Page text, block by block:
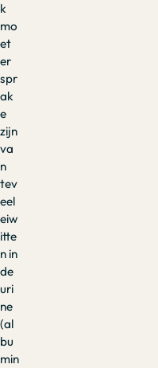
k
mo
et
er
spr
ak
e
zijn
va
n
tev
eel
eiw
itte
n in
de
uri
ne
(al
bu
min